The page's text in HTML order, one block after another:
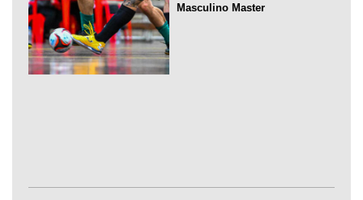
Masculino Master